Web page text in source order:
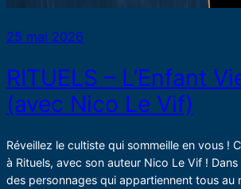
25 mai 2026
RITUELS – L’Enfant
(avec Nico Le Vif)
Réveillez le cultiste qui sommeille en vous !
à Rituels, avec son auteur Nico Le Vif !
des personnages qui appartiennent tous au